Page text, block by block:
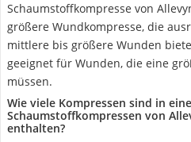
Schaumstoffkompresse von
größere Wundkompresse, die
mittlere bis größere Wunden
geeignet für Wunden, die eine
müssen.
Wie viele Kompressen sind in
Schaumstoffkompressen von
enthalten?